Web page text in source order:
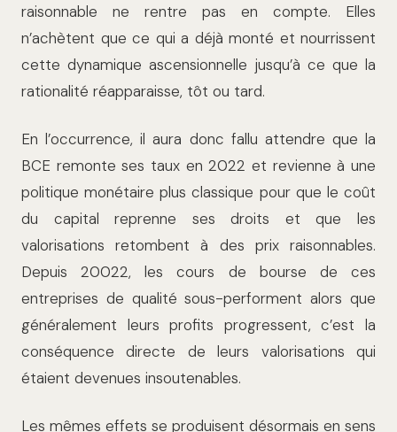
raisonnable ne rentre pas en compte. Elles
n’achètent que ce qui a déjà monté et nourrissent
cette dynamique ascensionnelle jusqu’à ce que la
rationalité réapparaisse, tôt ou tard.
En l’occurrence, il aura donc fallu attendre que la
BCE remonte ses taux en 2022 et revienne à une
politique monétaire plus classique pour que le coût
du capital reprenne ses droits et que les
valorisations retombent à des prix raisonnables.
Depuis 20022, les cours de bourse de ces
entreprises de qualité sous-performent alors que
généralement leurs profits progressent, c’est la
conséquence directe de leurs valorisations qui
étaient devenues insoutenables.
Les mêmes effets se produisent désormais en sens